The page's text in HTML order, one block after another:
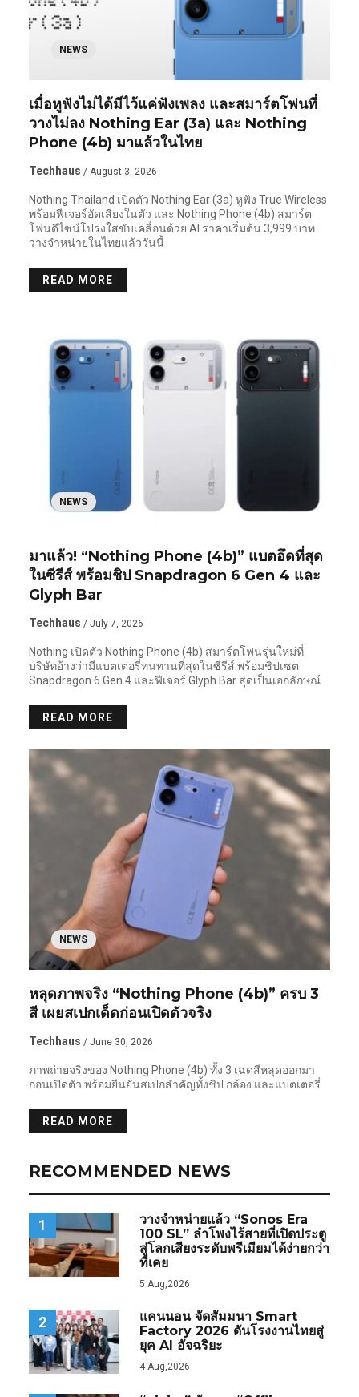
NEWS
เมื่อหูฟังไม่ได้มีไว้แค่ฟังเพลง และสมาร์ตโฟนที่
วางไม่ลง Nothing Ear (3a) และ Nothing
Phone (4b) มาแล้วในไทย
Techhaus / August 3, 2026
Nothing Thailand เปิดตัว Nothing Ear (3a) หูฟัง True Wireless
พร้อมฟีเจอร์อัดเสียงในตัว และ Nothing Phone (4b) สมาร์ต
โฟนดีไซน์โปร่งใสขับเคลื่อนด้วย AI ราคาเริ่มต้น 3,999 บาท
วางจำหน่ายในไทยแล้ววันนี้
READ MORE
NEWS
มาแล้ว! “Nothing Phone (4b)” แบตอึดที่สุด
ในซีรีส์ พร้อมชิป Snapdragon 6 Gen 4 และ
Glyph Bar
Techhaus / July 7, 2026
Nothing เปิดตัว Nothing Phone (4b) สมาร์ตโฟนรุ่นใหม่ที่
บริษัทอ้างว่ามีแบตเตอรี่ทนทานที่สุดในซีรีส์ พร้อมชิปเซต
Snapdragon 6 Gen 4 และฟีเจอร์ Glyph Bar สุดเป็นเอกลักษณ์
READ MORE
NEWS
หลุดภาพจริง “Nothing Phone (4b)” ครบ 3
สี เผยสเปกเด็ดก่อนเปิดตัวจริง
Techhaus / June 30, 2026
ภาพถ่ายจริงของ Nothing Phone (4b) ทั้ง 3 เฉดสีหลุดออกมา
ก่อนเปิดตัว พร้อมยืนยันสเปกสำคัญทั้งชิป กล้อง และแบตเตอรี่
READ MORE
RECOMMENDED NEWS
1
วางจำหน่ายแล้ว “Sonos Era
100 SL” ลำโพงไร้สายที่เปิดประตู
สู่โลกเสียงระดับพรีเมียมได้ง่ายกว่า
ที่เคย
5 Aug,2026
2
แคนนอน จัดสัมมนา Smart
Factory 2026 ดันโรงงานไทยสู่
ยุค AI อัจฉริยะ
4 Aug,2026